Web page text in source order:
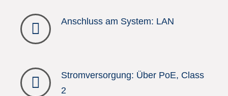
Anschluss am System: LAN
Stromversorgung: Über PoE, Class
2